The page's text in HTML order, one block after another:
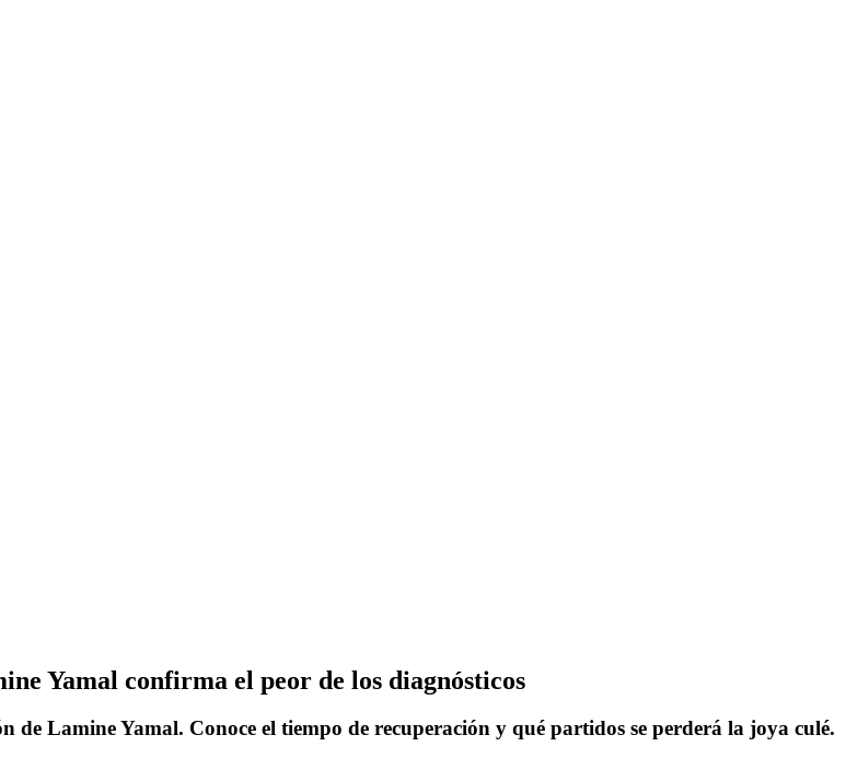
Yamal confirma el peor de los diagnósticos
Lamine Yamal. Conoce el tiempo de recuperación y qué partidos se perderá la joya culé.